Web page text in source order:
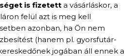
is fizetett a vásárláskor, a
felül azt is meg kell
azonban, ha Ön nem
(hanem pl. gyorsfutár-
jogában áll ennek a